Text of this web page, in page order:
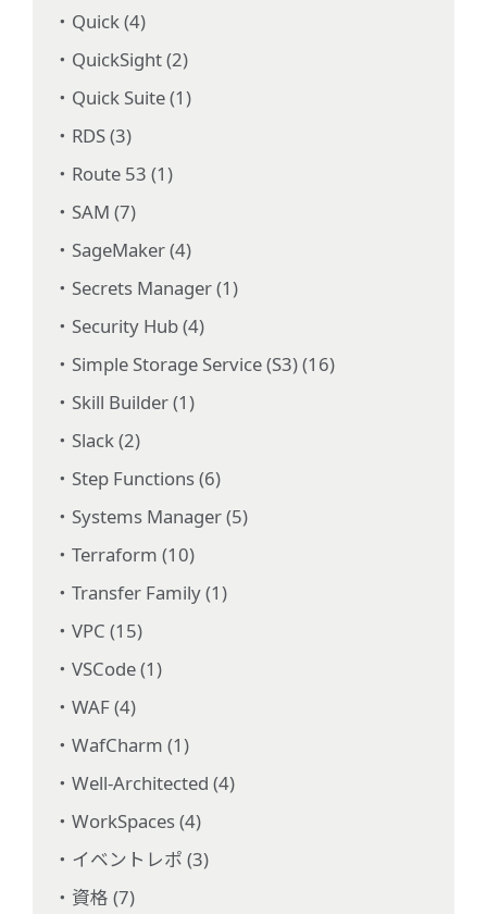
Quick (4)
QuickSight (2)
Quick Suite (1)
RDS (3)
Route 53 (1)
SAM (7)
SageMaker (4)
Secrets Manager (1)
Security Hub (4)
Simple Storage Service (S3) (16)
Skill Builder (1)
Slack (2)
Step Functions (6)
Systems Manager (5)
Terraform (10)
Transfer Family (1)
VPC (15)
VSCode (1)
WAF (4)
WafCharm (1)
Well-Architected (4)
WorkSpaces (4)
イベントレポ (3)
資格 (7)